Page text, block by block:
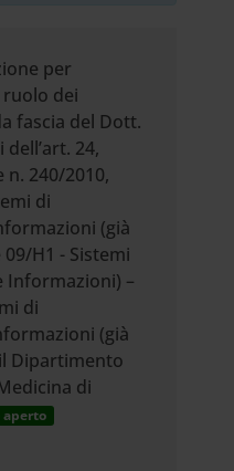
per
ruolo dei
fascia del Dott.
24,
n. 240/2010,
di
(già
H1 - Sistemi
Informazioni) –
di
(già
Dipartimento
di
aperto